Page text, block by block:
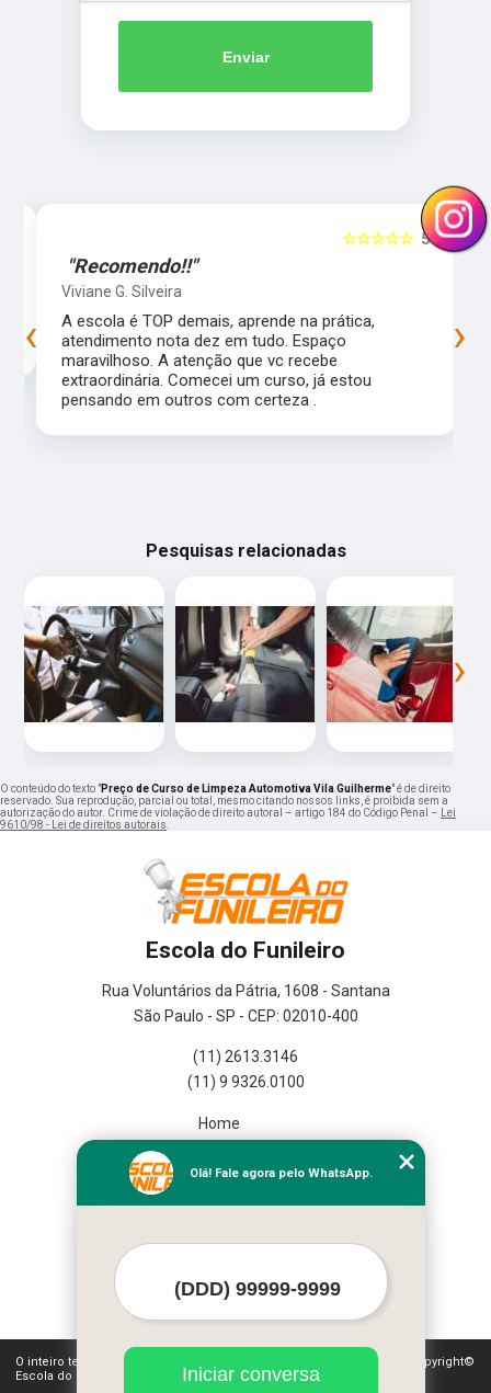
Enviar
5
☆☆☆☆☆
"Recomendo!!"
Viviane G. Silveira
A escola é TOP demais, aprende na prática,
atendimento nota dez em tudo. Espaço
maravilhoso. A atenção que vc recebe
extraordinária. Comecei um curso, já estou
pensando em outros com certeza .
‹ ›
Pesquisas relacionadas
‹ ›
O conteúdo do texto "Preço de Curso de Limpeza Automotiva Vila Guilherme" é de direito
reservado. Sua reprodução, parcial ou total, mesmo citando nossos links, é proibida sem a
autorização do autor. Crime de violação de direito autoral – artigo 184 do Código Penal –
Lei
9610/98 - Lei de direitos autorais
Escola do Funileiro
Rua Voluntários da Pátria, 1608 - Santana
São Paulo - SP - CEP: 02010-400
(11) 2613.3146
(11) 9 9326.0100
Home
Missão
Mapa do site
O inteiro teor deste site está sujeito à proteção de direitos autorais. Copyright©
Escola do Funileiro (Lei 9610 de 19/02/1998)
Olá! Fale agora pelo WhatsApp.
Iniciar conversa